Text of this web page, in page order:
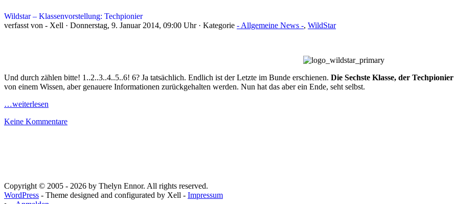
Wildstar – Klassenvorstellung: Techpionier
verfasst von - Xell · Donnerstag, 9. Januar 2014, 09:00 Uhr · Kategorie - Allgemeine News -, WildStar
Und durch zählen bitte! 1..2..3..4..5..6! 6? Ja tatsächlich. Endlich ist der Letzte im Bunde erschienen. Die Sechste Klasse, der Techpionier
von einem Wissen, aber genauere Informationen zurückgehalten werden. Nun hat das aber ein Ende, seht selbst.
…weiterlesen
Keine Kommentare
Copyright © 2005 - 2026 by Thelyn Ennor. All rights reserved.
WordPress - Theme designed and configurated by Xell - Impressum